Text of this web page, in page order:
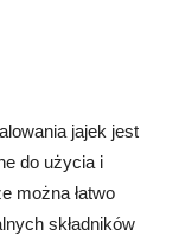
jajek jest
do użycia i
można łatwo
składników